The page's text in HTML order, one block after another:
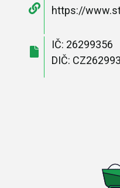
https://
IČ: 26299356
DIČ: